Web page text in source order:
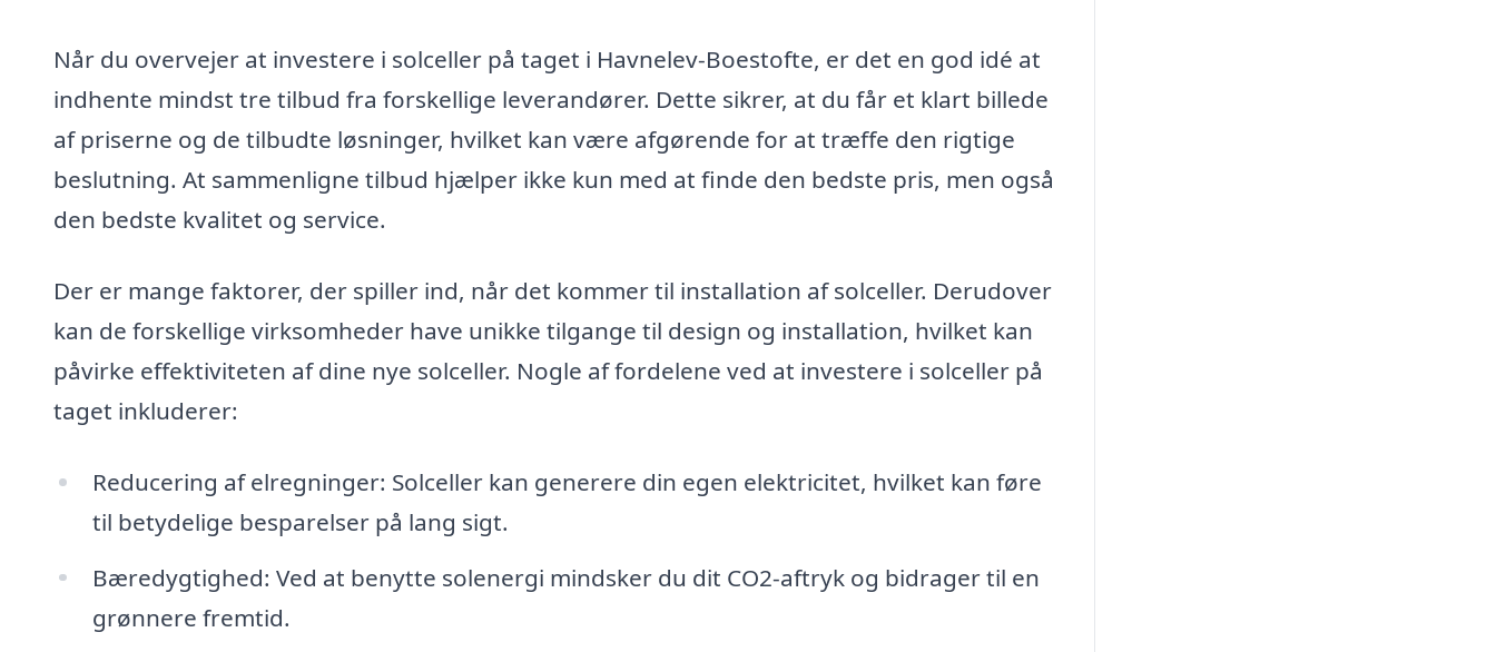
Når du overvejer at investere i solceller på taget i Havnelev-Boestofte, er det en god idé at
indhente mindst tre tilbud fra forskellige leverandører. Dette sikrer, at du får et klart billede
af priserne og de tilbudte løsninger, hvilket kan være afgørende for at træffe den rigtige
beslutning. At sammenligne tilbud hjælper ikke kun med at finde den bedste pris, men også
den bedste kvalitet og service.
Der er mange faktorer, der spiller ind, når det kommer til installation af solceller. Derudover
kan de forskellige virksomheder have unikke tilgange til design og installation, hvilket kan
påvirke effektiviteten af dine nye solceller. Nogle af fordelene ved at investere i solceller på
taget inkluderer:
Reducering af elregninger: Solceller kan generere din egen elektricitet, hvilket kan føre
til betydelige besparelser på lang sigt.
Bæredygtighed: Ved at benytte solenergi mindsker du dit CO2-aftryk og bidrager til en
grønnere fremtid.